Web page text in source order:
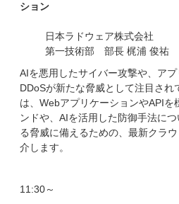
ション
日本ラドウェア株式会社
第一技術部 部長 梶浦 俊祐
AIを悪用したサイバー攻撃や、ア
DDoSが新たな脅威として注目さ
は、WebアプリケーションやAPIを
ンドや、AIを活用した防御手法に
る脅威に備えるための、最新クラ
介します。
11:30～